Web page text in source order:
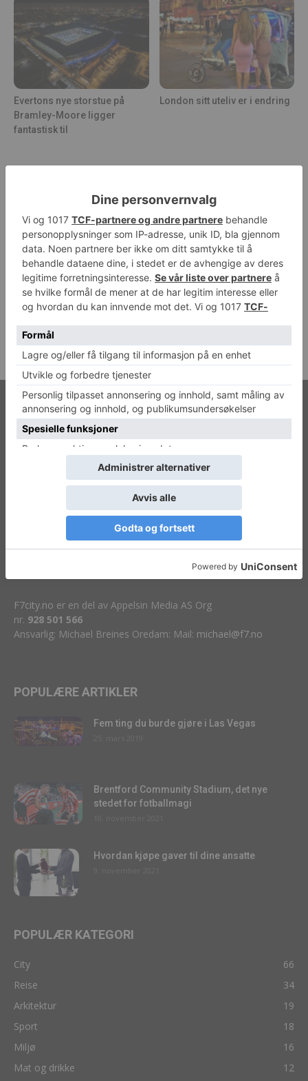
Evertons nye storstue på
Bramley-Moore ligger
fantastisk til
London sitt uteliv er i endring
Livet i byen
F7city.no er en del av Appelsin Media AS Org
nr. 928 501 566
Ansvarlig: Michael Breines Oredam: Mail: michael@f7.no
POPULÆRE ARTIKLER
Fem ting du burde gjøre i Las Vegas
Brentford Community Stadium, det nye
stedet for fotballmagi
Hvordan kjøpe gaver til dine ansatte
POPULÆR KATEGORI
City
66
Reise
34
Arkitektur
19
Sport
18
Miljø
16
Mat og drikke
12